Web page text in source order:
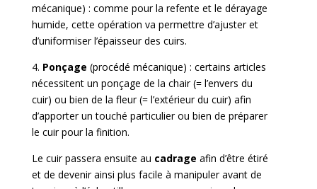
mécanique) : comme pour la refente et le dérayage
humide, cette opération va permettre d’ajuster et
d’uniformiser l’épaisseur des cuirs.
4. Ponçage (procédé mécanique) : certains articles
nécessitent un ponçage de la chair (= l’envers du
cuir) ou bien de la fleur (= l’extérieur du cuir) afin
d’apporter un touché particulier ou bien de préparer
le cuir pour la finition.
Le cuir passera ensuite au cadrage afin d’être étiré
et de devenir ainsi plus facile à manipuler avant de